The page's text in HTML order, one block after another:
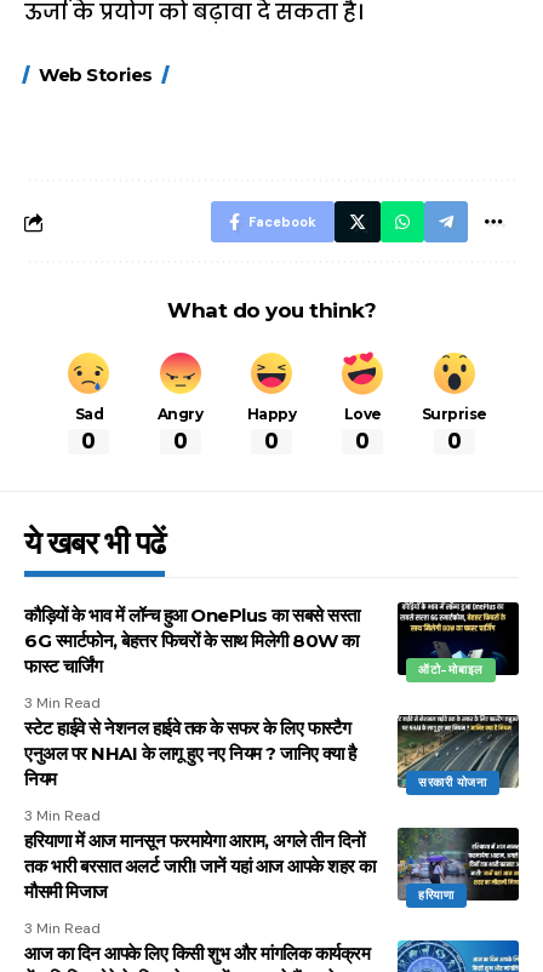
ऊर्जा के प्रयोग को बढ़ावा दे सकता है।
Web Stories
FASTag के ये नए
Facebook
What do you think?
Sad
0
Angry
0
Happy
0
Love
0
Surprise
0
ये खबर भी पढें
ऑटो-मोबाइल
कौड़ियों के भाव में लॉन्च हुआ OnePlus का सबसे सस्ता
6G स्मार्टफोन, बेहत्तर फिचरों के साथ मिलेगी 80W का
फास्ट चार्जिंग
3 Min Read
सरकारी योजना
स्टेट हाईवे से नेशनल हाईवे तक के सफर के लिए फास्टैग
एनुअल पर NHAI के लागू हुए नए नियम ? जानिए क्या है
नियम
3 Min Read
हरियाणा
हरियाणा में आज मानसून फरमायेगा आराम, अगले तीन दिनों
तक भारी बरसात अलर्ट जारी! जानें यहां आज आपके शहर का
मौसमी मिजाज
3 Min Read
आज का दिन आपके लिए किसी शुभ और मांगलिक कार्यक्रम